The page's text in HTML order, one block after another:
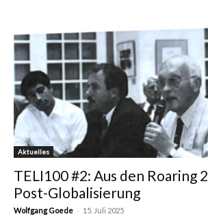
Aktuelles
TELI100 #2: Aus den Roaring
Post-Globalisierung
Wolfgang Goede - 15. Juli 2025